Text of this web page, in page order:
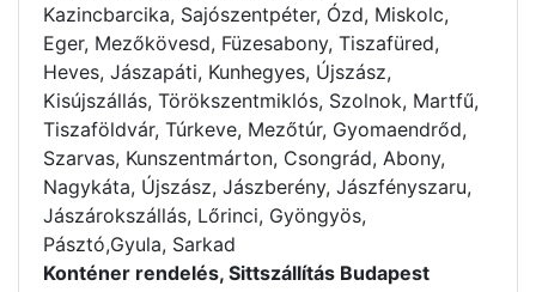
Kazincbarcika, Sajószentpéter, Ózd, Miskolc,
Eger, Mezőkövesd, Füzesabony, Tiszafüred,
Heves, Jászapáti, Kunhegyes, Újszász,
Kisújszállás, Törökszentmiklós, Szolnok, Martfű,
Tiszaföldvár, Túrkeve, Mezőtúr, Gyomaendrőd,
Szarvas, Kunszentmárton, Csongrád, Abony,
Nagykáta, Újszász, Jászberény, Jászfényszaru,
Jászárokszállás, Lőrinci, Gyöngyös,
Pásztó,Gyula, Sarkad
Konténer rendelés, Sittszállítás Budapest